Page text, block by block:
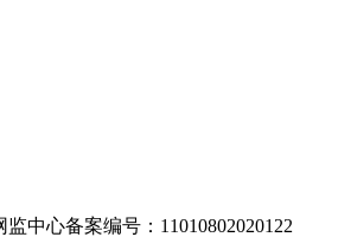
中心备案编号：11010802020122